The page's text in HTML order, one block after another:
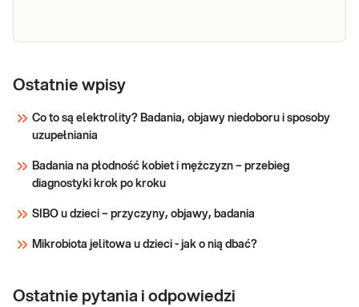
IgG
Badanie polega na oznaczeniu w surowicy
specyficznych dla antygenów wirusa grypy
Ostatnie wpisy
Co to są elektrolity? Badania, objawy niedoboru i sposoby
uzupełniania
Badania na płodność kobiet i mężczyzn – przebieg
diagnostyki krok po kroku
SIBO u dzieci – przyczyny, objawy, badania
Mikrobiota jelitowa u dzieci - jak o nią dbać?
Ostatnie pytania i odpowiedzi